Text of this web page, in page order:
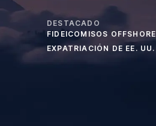
DESTACADO
FIDEICOMISOS OFFSHORE
EXPATRIACIÓN DE EE. UU.